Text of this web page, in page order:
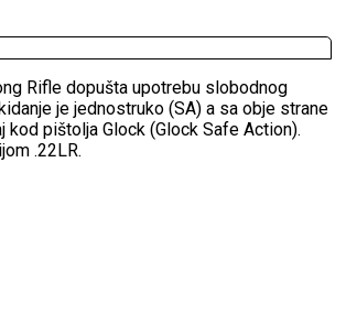
Rifle dopušta upotrebu slobodnog
je jednostruko (SA) a sa obje strane
pištolja Glock (Glock Safe Action).
.22LR.